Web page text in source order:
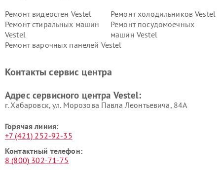
Ремонт видеостен Vestel
Ремонт холодильников Vestel
Ремонт стиральных машин
Vestel
Ремонт посудомоечных
машин Vestel
Ремонт варочных панелей Vestel
Контакты сервис центра
Адрес сервисного центра Vestel:
г. Хабаровск, ул. Морозова Павла Леонтьевича, 84А
Горячая линия:
+7 (421) 252-92-35
Контактный телефон:
8 (800) 302-71-75